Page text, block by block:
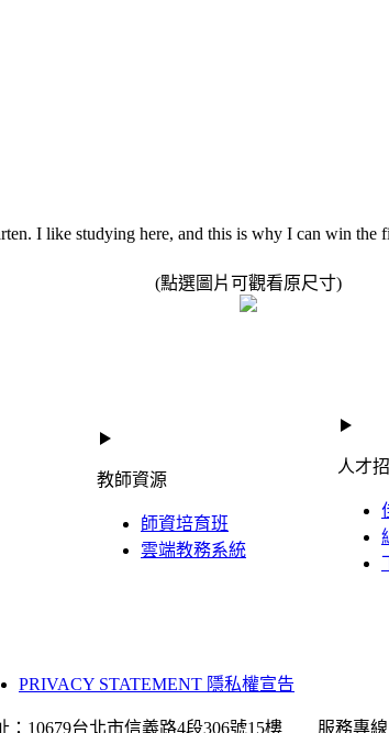
I like studying here, and this is why I can win
(點選圖片可觀看原尺寸)
教師資源
師資培育班
雲端教務系統
人才
PRIVACY STATEMENT 隱私權宣告
：10679台北市信義路4段306號15樓 服務專線